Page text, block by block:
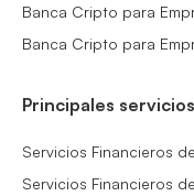
Banca Cripto para
Banca Cripto para
Principales
Servicios Financieros
Servicios Financieros